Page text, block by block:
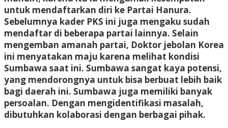
untuk mendaftarkan diri ke Partai Hanura.
Sebelumnya kader PKS ini juga mengaku sudah
mendaftar di beberapa partai lainnya. Selain
mengemban amanah partai, Doktor jebolan Korea
ini menyatakan maju karena melihat kondisi
Sumbawa saat ini. Sumbawa sangat kaya potensi,
yang mendorongnya untuk bisa berbuat lebih baik
bagi daerah ini. Sumbawa juga memiliki banyak
persoalan. Dengan mengidentifikasi masalah,
dibutuhkan kolaborasi dengan berbagai pihak.